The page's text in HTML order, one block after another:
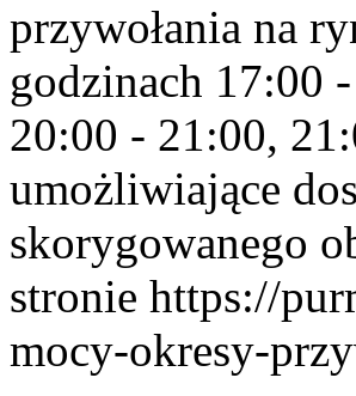
przywołania na
godzinach 17:00
20:00 - 21:00,
umożliwiające
skorygowanego
stronie https://
mocy-okresy-